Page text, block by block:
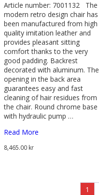
Article number: 7001132 The
modern retro design chair has
been manufactured from high
quality imitation leather and
provides pleasant sitting
comfort thanks to the very
good padding. Backrest
decorated with aluminum. The
opening in the back area
guarantees easy and fast
cleaning of hair residues from
the chair. Round chrome base
with hydraulic pump …
Read More
8,465.00 kr
1